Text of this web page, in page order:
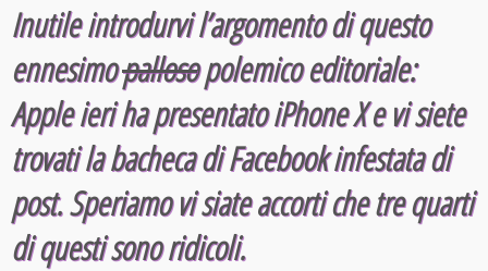
Inutile introdurvi l’argomento di questo
ennesimopallosopolemico editoriale:
Apple ieri ha presentato iPhone X e vi siete
trovati la bacheca di Facebook infestata di
post. Speriamo vi siate accorti che tre quarti
di questi sonoridicoli.